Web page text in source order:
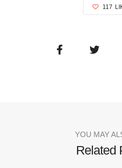
117
YOU MAY
Related